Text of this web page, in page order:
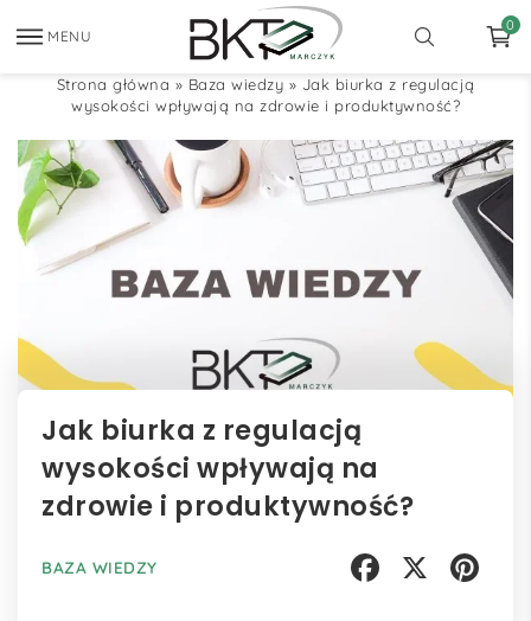
MENU
0
Strona główna » Baza wiedzy » Jak biurka z regulacją
wysokości wpływają na zdrowie i produktywność?
Jak biurka z regulacją
wysokości wpływają na
zdrowie i produktywność?
BAZA WIEDZY